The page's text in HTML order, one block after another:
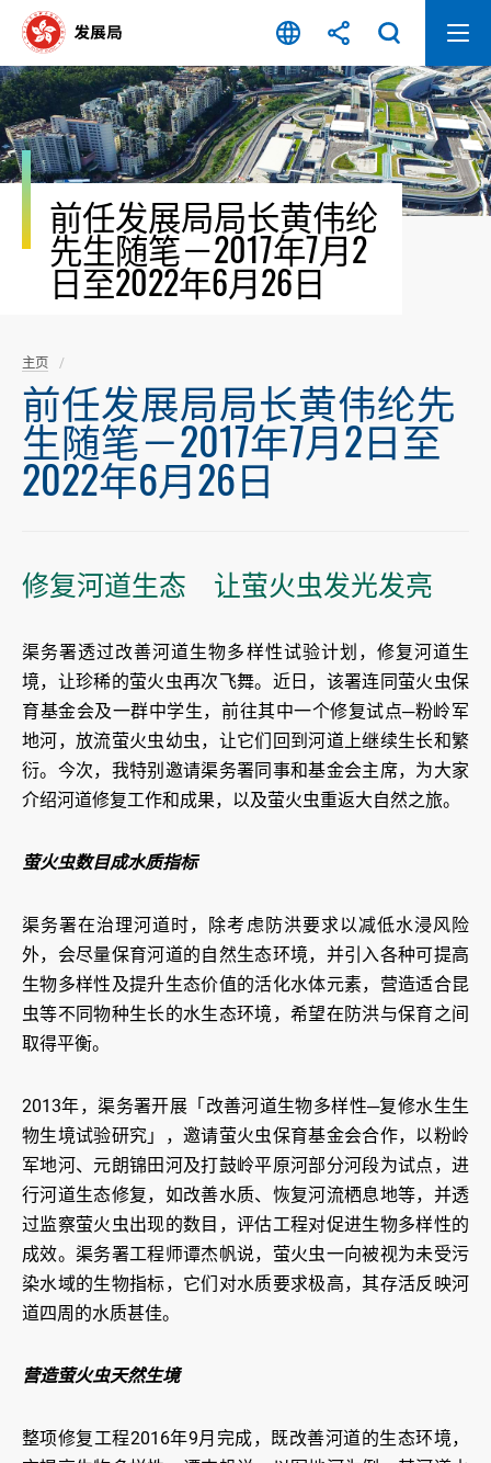
容
开
始
前任发展局局长黄伟纶
先生随笔－2017年7月2
日至2022年6月26日
主页
前任发展局局长黄伟纶先
生随笔－2017年7月2日至
2022年6月26日
修复河道生态 让萤火虫发光发亮
渠务署透过改善河道生物多样性试验计划，修复河道生
境，让珍稀的萤火虫再次飞舞。近日，该署连同萤火虫保
育基金会及一群中学生，前往其中一个修复试点─粉岭军
地河，放流萤火虫幼虫，让它们回到河道上继续生长和繁
衍。今次，我特别邀请渠务署同事和基金会主席，为大家
介绍河道修复工作和成果，以及萤火虫重返大自然之旅。
萤火虫数目成水质指标
渠务署在治理河道时，除考虑防洪要求以减低水浸风险
外，会尽量保育河道的自然生态环境，并引入各种可提高
生物多样性及提升生态价值的活化水体元素，营造适合昆
虫等不同物种生长的水生态环境，希望在防洪与保育之间
取得平衡。
2013年，渠务署开展「改善河道生物多样性─复修水生生
物生境试验研究」，邀请萤火虫保育基金会合作，以粉岭
军地河、元朗锦田河及打鼓岭平原河部分河段为试点，进
行河道生态修复，如改善水质、恢复河流栖息地等，并透
过监察萤火虫出现的数目，评估工程对促进生物多样性的
成效。渠务署工程师谭杰帆说，萤火虫一向被视为未受污
染水域的生物指标，它们对水质要求极高，其存活反映河
道四周的水质甚佳。
营造萤火虫天然生境
整项修复工程2016年9月完成，既改善河道的生态环境，